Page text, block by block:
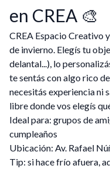
en CREA 🎨
CREA Espacio Creativo
de invierno. Elegís tu
delantal...), lo
te sentás con algo rico
necesitás experiencia ni
libre donde vos elegís
Ideal para: grupos de
cumpleaños
Ubicación: Av. Rafael
Tip: si hace frío afuera,